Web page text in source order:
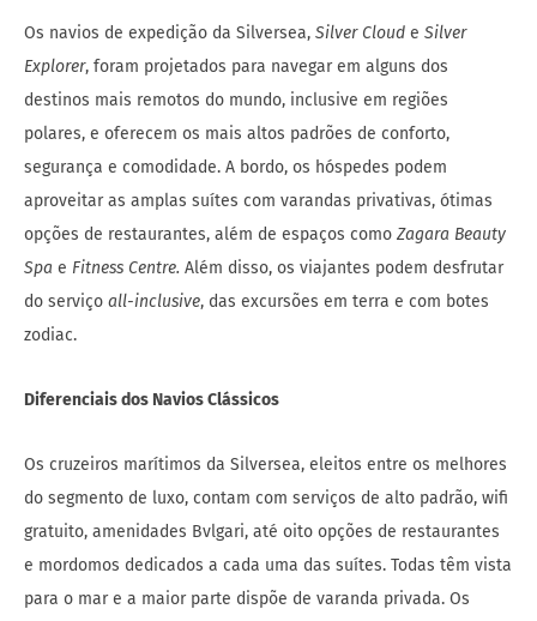
Os navios de expedição da Silversea, Silver Cloud e Silver
Explorer, foram projetados para navegar em alguns dos
destinos mais remotos do mundo, inclusive em regiões
polares, e oferecem os mais altos padrões de conforto,
segurança e comodidade. A bordo, os hóspedes podem
aproveitar as amplas suítes com varandas privativas, ótimas
opções de restaurantes, além de espaços como Zagara Beauty
Spa e Fitness Centre. Além disso, os viajantes podem desfrutar
do serviço all-inclusive, das excursões em terra e com botes
zodiac.
Diferenciais dos Navios Clássicos
Os cruzeiros marítimos da Silversea, eleitos entre os melhores
do segmento de luxo, contam com serviços de alto padrão, wifi
gratuito, amenidades Bvlgari, até oito opções de restaurantes
e mordomos dedicados a cada uma das suítes. Todas têm vista
para o mar e a maior parte dispõe de varanda privada. Os